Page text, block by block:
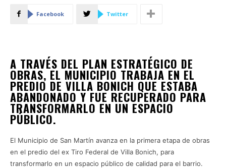
Facebook Twitter
A TRAVÉS DEL PLAN ESTRATÉGICO DE
OBRAS, EL MUNICIPIO TRABAJA EN EL
PREDIO DE VILLA BONICH QUE ESTABA
ABANDONADO Y FUE RECUPERADO PARA
TRANSFORMARLO EN UN ESPACIO
PÚBLICO.
El Municipio de San Martín avanza en la primera etapa de obras
en el predio del ex Tiro Federal de Villa Bonich, para
transformarlo en un espacio público de calidad para el barrio.